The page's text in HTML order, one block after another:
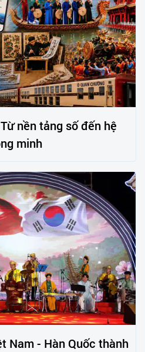
nền tảng số đến hệ
minh
Nam - Hàn Quốc thành